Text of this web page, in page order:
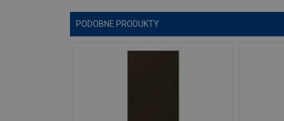
PODOBNE PRODUKTY